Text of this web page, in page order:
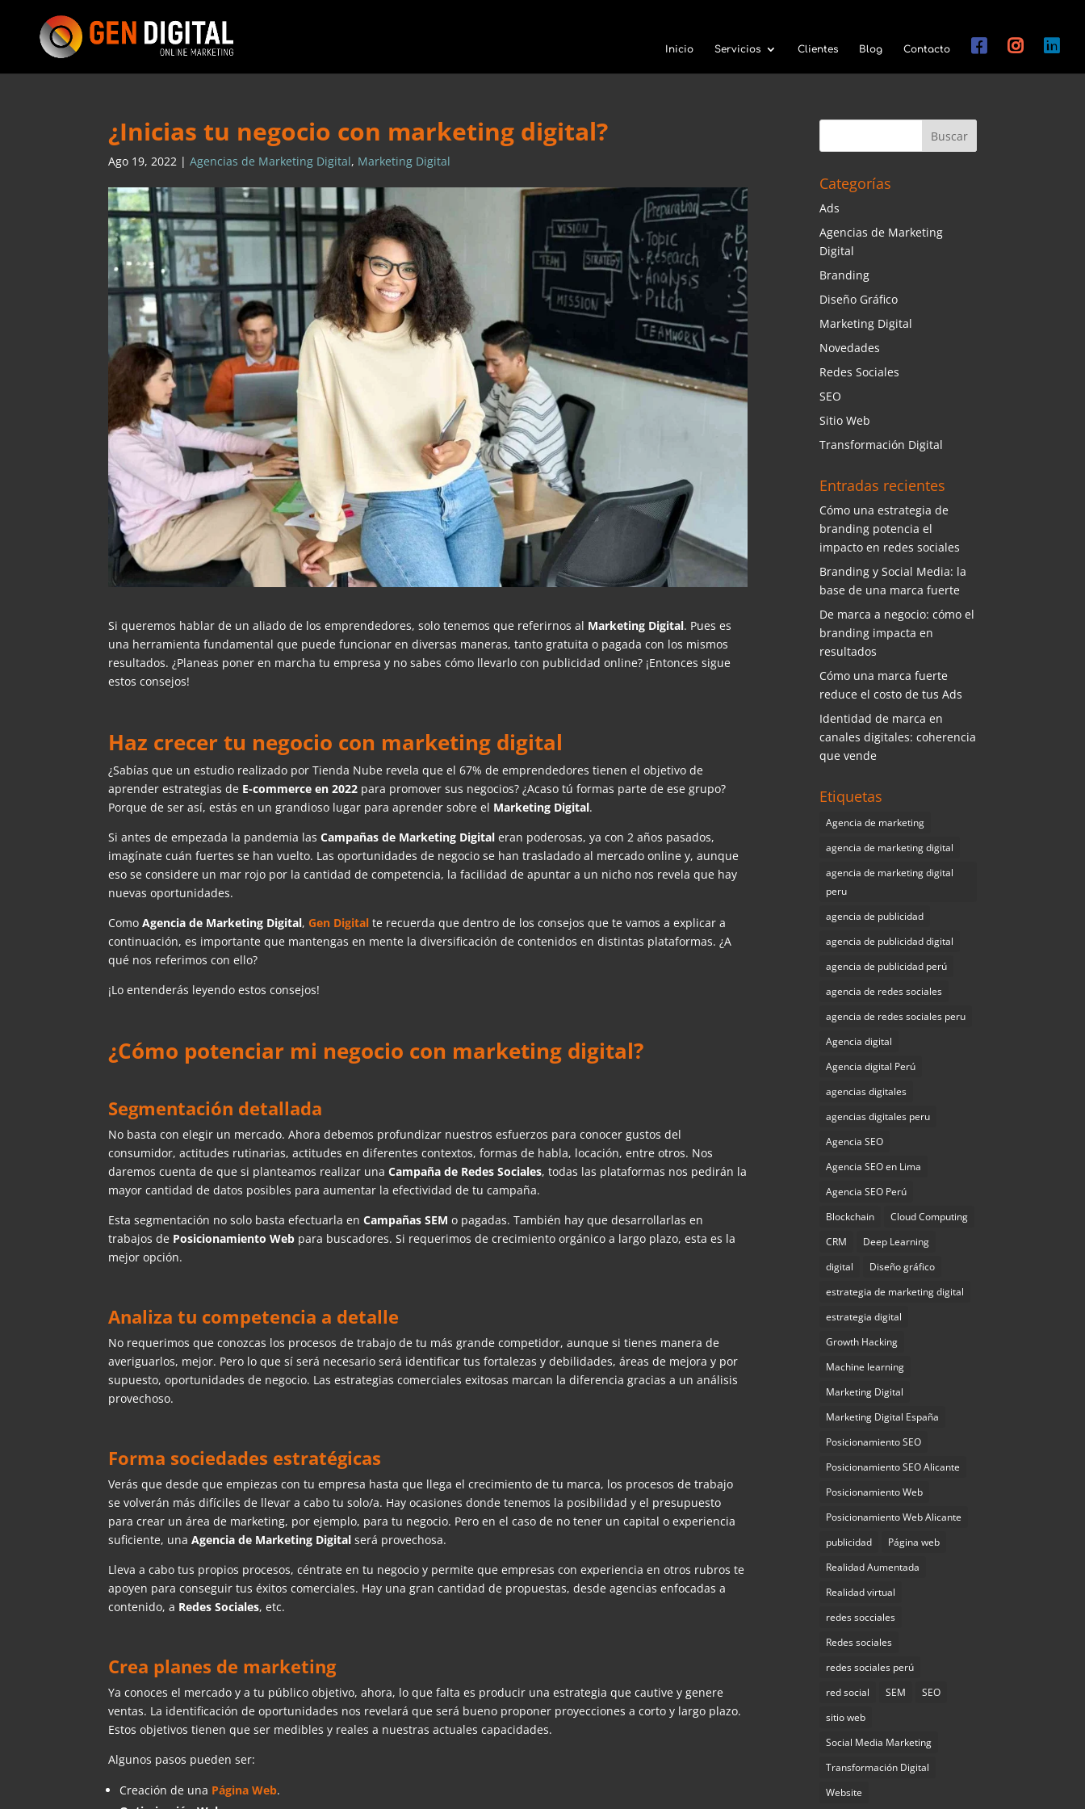
Inicio Servicios Clientes Blog Contacto
¿Inicias tu negocio con marketing digital?
Ago 19, 2022 |Agencias de Marketing Digital, Marketing Digital
Si queremos hablar de un aliado de los emprendedores, solo tenemos que referirnos al Marketing Digital. Pues es
una herramienta fundamental que puede funcionar en diversas maneras, tanto gratuita o pagada con los mismos
resultados. ¿Planeas poner en marcha tu empresa y no sabes cómo llevarlo con publicidad online? ¡Entonces sigue
estos consejos!
Haz crecer tu negocio con marketing digital
¿Sabías que un estudio realizado por Tienda Nube revela que el 67% de emprendedores tienen el objetivo de
aprender estrategias de E-commerce en 2022 para promover sus negocios? ¿Acaso tú formas parte de ese grupo?
Porque de ser así, estás en un grandioso lugar para aprender sobre el Marketing Digital.
Si antes de empezada la pandemia lasCampañas de Marketing Digital eran poderosas, ya con 2 años pasados,
imagínate cuán fuertes se han vuelto. Las oportunidades de negocio se han trasladado al mercado online y, aunque
eso se considere un mar rojo por la cantidad de competencia, la facilidad de apuntar a un nicho nos revela que hay
nuevas oportunidades.
ComoAgencia de Marketing Digital,Gen Digital te recuerda que dentro de los consejos que te vamos a explicar a
continuación, es importante que mantengas en mente la diversificación de contenidos en distintas plataformas. ¿A
qué nos referimos con ello?
¡Lo entenderás leyendo estos consejos!
¿Cómo potenciar mi negocio con marketing digital?
Segmentación detallada
No basta con elegir un mercado. Ahora debemos profundizar nuestros esfuerzos para conocer gustos del
consumidor, actitudes rutinarias, actitudes en diferentes contextos, formas de habla, locación, entre otros. Nos
daremos cuenta de que si planteamos realizar unaCampaña de Redes Sociales, todas las plataformas nos pedirán la
mayor cantidad de datos posibles para aumentar la efectividad de tu campaña.
Esta segmentación no solo basta efectuarla enCampañas SEM o pagadas. También hay que desarrollarlas en
trabajos de Posicionamiento Web para buscadores. Si requerimos de crecimiento orgánico a largo plazo, esta es la
mejor opción.
Analiza tu competencia a detalle
No requerimos que conozcas los procesos de trabajo de tu más grande competidor, aunque si tienes manera de
averiguarlos, mejor. Pero lo que sí será necesario será identificar tus fortalezas y debilidades, áreas de mejora y por
supuesto, oportunidades de negocio. Las estrategias comerciales exitosas marcan la diferencia gracias a un análisis
provechoso.
Forma sociedades estratégicas
Verás que desde que empiezas con tu empresa hasta que llega el crecimiento de tu marca, los procesos de trabajo
se volverán más difíciles de llevar a cabo tu solo/a. Hay ocasiones donde tenemos la posibilidad y el presupuesto
para crear un área de marketing, por ejemplo, para tu negocio. Pero en el caso de no tener un capital o experiencia
suficiente, unaAgencia de Marketing Digital será provechosa.
Lleva a cabo tus propios procesos, céntrate en tu negocio y permite que empresas con experiencia en otros rubros te
apoyen para conseguir tus éxitos comerciales. Hay una gran cantidad de propuestas, desde agencias enfocadas a
contenido, a Redes Sociales, etc.
Crea planes de marketing
Ya conoces el mercado y a tu público objetivo, ahora, lo que falta es producir una estrategia que cautive y genere
ventas. La identificación de oportunidades nos revelará que será bueno proponer proyecciones a corto y largo plazo.
Estos objetivos tienen que ser medibles y reales a nuestras actuales capacidades.
Algunos pasos pueden ser:
Creación de una Página Web.
Categorías
Ads
Agencias de Marketing
Digital
Branding
Diseño Gráfico
Marketing Digital
Novedades
Redes Sociales
SEO
Sitio Web
Transformación Digital
Entradas recientes
Cómo una estrategia de
branding potencia el
impacto en redes sociales
Branding y Social Media: la
base de una marca fuerte
De marca a negocio: cómo el
branding impacta en
resultados
Cómo una marca fuerte
reduce el costo de tus Ads
Identidad de marca en
canales digitales: coherencia
que vende
Etiquetas
Agencia de marketing
agencia de marketing digital
agencia de marketing digital
peru
agencia de publicidad
agencia de publicidad digital
agencia de publicidad perú
agencia de redes sociales
agencia de redes sociales peru
Agencia digital
Agencia digital Perú
agencias digitales
agencias digitales peru
Agencia SEO
Agencia SEO en Lima
Agencia SEO Perú
Blockchain
Cloud Computing
CRM
Deep Learning
digital
Diseño gráfico
estrategia de marketing digital
estrategia digital
Growth Hacking
Machine learning
Marketing Digital
Marketing Digital España
Posicionamiento SEO
Posicionamiento SEO Alicante
Posicionamiento Web
Posicionamiento Web Alicante
publicidad
Página web
Realidad Aumentada
Realidad virtual
redes socciales
Redes sociales
redes sociales perú
red social
SEM
SEO
sitio web
Social Media Marketing
Transformación Digital
Website